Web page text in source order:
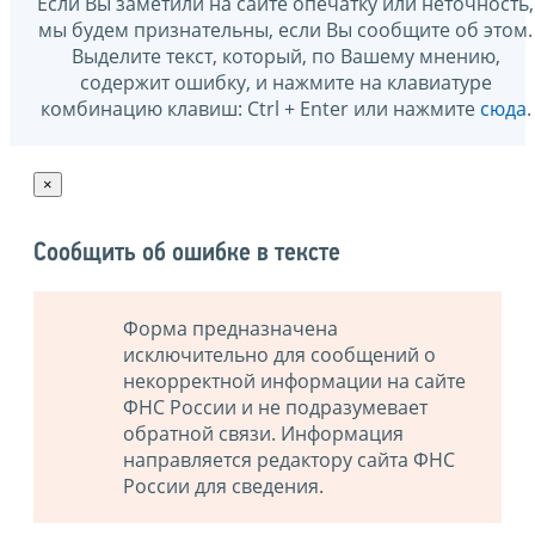
мы будем признательны, если Вы сообщите об этом.
Выделите текст, который, по Вашему мнению,
содержит ошибку, и нажмите на клавиатуре
комбинацию клавиш: Ctrl + Enter или нажмите сюда.
×
Сообщить об ошибке в тексте
Форма предназначена
исключительно для сообщений о
некорректной информации на сайте
ФНС России и не подразумевает
обратной связи. Информация
направляется редактору сайта ФНС
России для сведения.